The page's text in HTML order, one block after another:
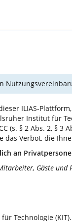
ILIAS-
Institut für
(s. § 2 Abs. 2, §
das Verbot, die
an
Gäste
Technologie